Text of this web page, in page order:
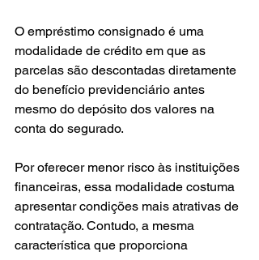
O empréstimo consignado é uma
modalidade de crédito em que as
parcelas são descontadas diretamente
do benefício previdenciário antes
mesmo do depósito dos valores na
conta do segurado.
Por oferecer menor risco às instituições
financeiras, essa modalidade costuma
apresentar condições mais atrativas de
contratação. Contudo, a mesma
característica que proporciona